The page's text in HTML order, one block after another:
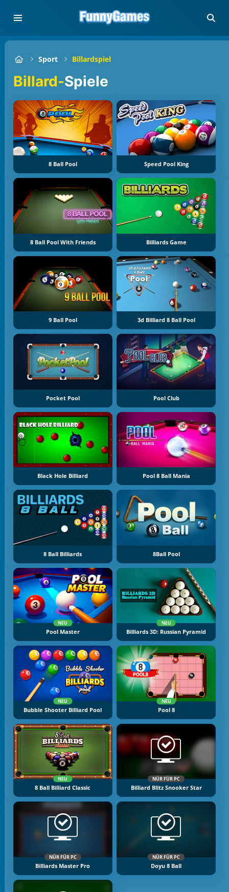
Sport Billardspiel
Billard-Spiele
8 Ball Pool Speed Pool King
8 Ball Pool With Friends Billiards Game
9 Ball Pool 3d Billiard 8 Ball Pool
Pocket Pool Pool Club
Black Hole Billiard Pool 8 Ball Mania
8 Ball Billiards 8Ball Pool
NEU
Pool Master
NEU
Billiards 3D: Russian Pyramid
NEU
Bubble Shooter Billiard Pool
NEU
Pool 8
NEU
8 Ball Billiard Classic
NÜR FÜR PC
Billiard Blitz Snooker Star
NÜR FÜR PC
Billiards Master Pro
NÜR FÜR PC
Doyu 8 Ball